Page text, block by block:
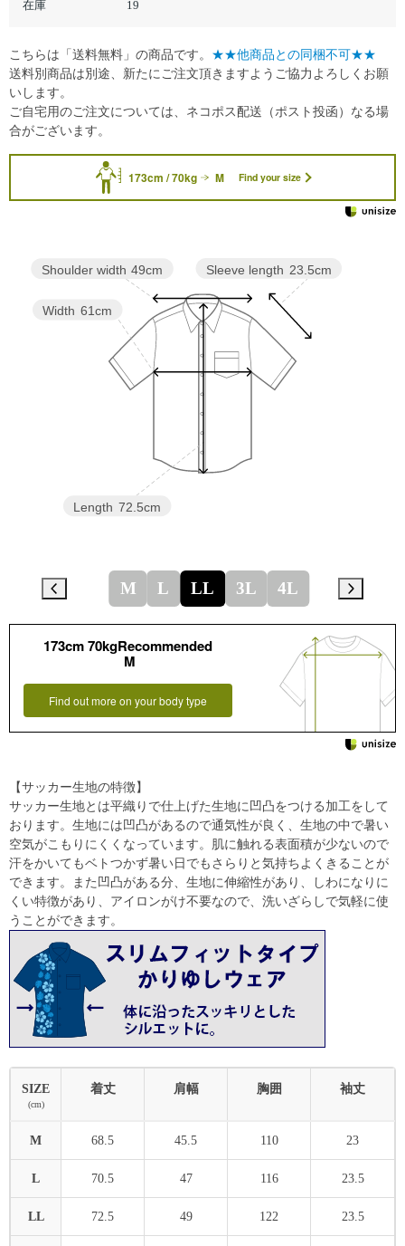
在庫 19
173cm / 70kg M Find your size
Sleeve length 23.5cm
Length 72.5cm
Width 61cm
Shoulder width 49cm
M L LL 3L 4L
173cm 70kgRecommended
M
Find out more on your body type
【サッカー生地の特徴】
サッカー生地とは平織りで仕上げた生地に凹凸をつける加工をして
おります。生地には凹凸があるので通気性が良く、生地の中で暑い
空気がこもりにくくなっています。肌に触れる表面積が少ないので
汗をかいてもベトつかず暑い日でもさらりと気持ちよくきることが
できます。また凹凸がある分、生地に伸縮性があり、しわになりに
くい特徴があり、アイロンがけ不要なので、洗いざらしで気軽に使
うことができます。
SIZE
(cm)
着丈 肩幅 胸囲 袖丈
M 68.5 45.5 110 23
L 70.5 47 116 23.5
LL 72.5 49 122 23.5
こちらは「送料無料」の商品です。 ★★他商品との同梱不可★★
送料別商品は別途、新たにご注文頂きますようご協力よろしくお願
いします。
ご自宅用のご注文については、ネコポス配送（ポスト投函）なる場
合がございます。